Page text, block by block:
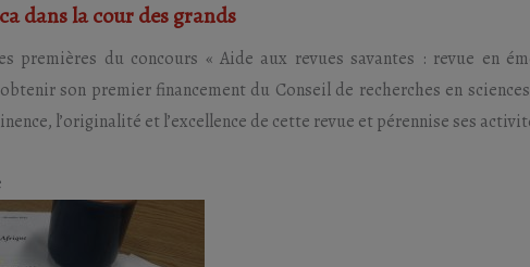
dans la cour des grands
premières du concours « Aide aux revues savantes : revue en
son premier financement du Conseil de recherches en
l’originalité et l’excellence de cette revue et pérennise ses